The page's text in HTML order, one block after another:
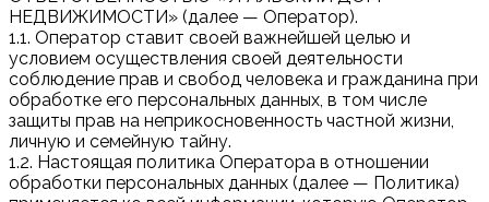
НЕДВИЖИМОСТИ» (далее — Оператор).
1.1. Оператор ставит своей важнейшей целью и
условием осуществления своей деятельности
соблюдение прав и свобод человека и гражданина при
обработке его персональных данных, в том числе
защиты прав на неприкосновенность частной жизни,
личную и семейную тайну.
1.2. Настоящая политика Оператора в отношении
обработки персональных данных (далее — Политика)